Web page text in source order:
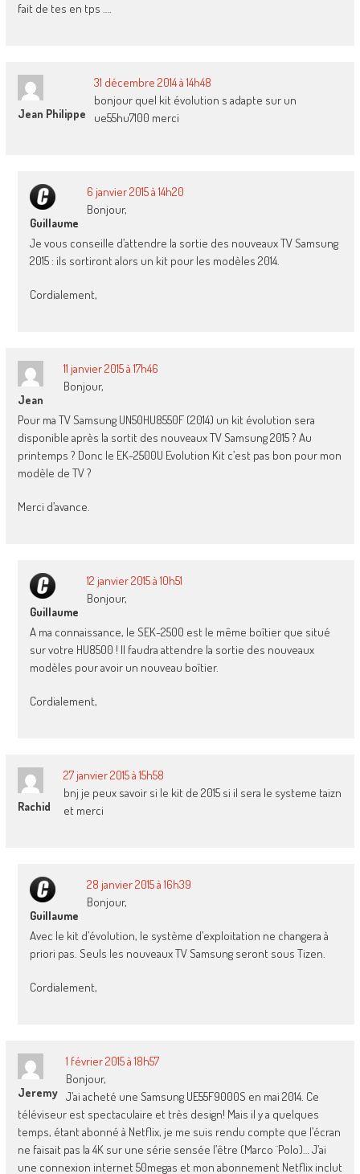
fait de tes en tps ….
Jean Philippe
31 décembre 2014 à 14h48
bonjour quel kit évolution s adapte sur un
ue55hu7100 merci
Guillaume
6 janvier 2015 à 14h20
Bonjour,
Je vous conseille d’attendre la sortie des nouveaux TV Samsung
2015 : ils sortiront alors un kit pour les modèles 2014.
Cordialement,
Jean
11 janvier 2015 à 17h46
Bonjour,
Pour ma TV Samsung UN50HU8550F (2014) un kit évolution sera
disponible après la sortit des nouveaux TV Samsung 2015 ? Au
printemps ? Donc le EK-2500U Evolution Kit c’est pas bon pour mon
modèle de TV ?
Merci d’avance.
Guillaume
12 janvier 2015 à 10h51
Bonjour,
A ma connaissance, le SEK-2500 est le même boîtier que situé
sur votre HU8500 ! Il faudra attendre la sortie des nouveaux
modèles pour avoir un nouveau boîtier.
Cordialement,
Rachid
27 janvier 2015 à 15h58
bnj je peux savoir si le kit de 2015 si il sera le systeme taizn
et merci
Guillaume
28 janvier 2015 à 16h39
Bonjour,
Avec le kit d’évolution, le système d’exploitation ne changera à
priori pas. Seuls les nouveaux TV Samsung seront sous Tizen.
Cordialement,
Jeremy
1 février 2015 à 18h57
Bonjour,
J’ai acheté une Samsung UE55F9000S en mai 2014. Ce
téléviseur est spectaculaire et très design! Mais il y a quelques
temps, étant abonné à Netflix, je me suis rendu compte que l’écran
ne faisait pas la 4K sur une série sensée l’être (Marco ¨Polo)… J’ai
une connexion internet 50megas et mon abonnement Netflix inclut